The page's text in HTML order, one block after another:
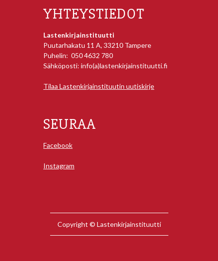
YHTEYSTIEDOT
Lastenkirjainstituutti
Puutarhakatu 11 A, 33210 Tampere
Puhelin: 050 4632 780
Sähköposti: info(a)lastenkirjainstituutti.fi
Tilaa Lastenkirjainstituutin uutiskirje
SEURAA
Facebook
Instagram
Copyright © Lastenkirjainstituutti